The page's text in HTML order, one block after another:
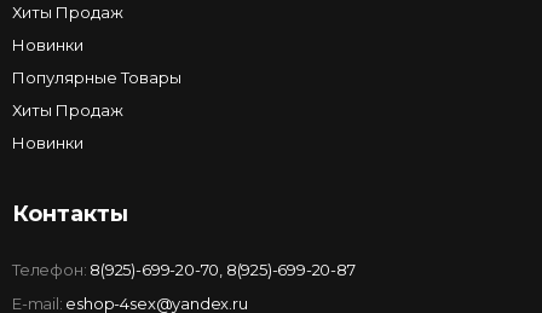
Хиты Продаж
Новинки
Популярные Товары
Хиты Продаж
Новинки
Контакты
Телефон: 8(925)-699-20-70 8(925)-699-20-87
E-mail: eshop-4sex@yandex.ru